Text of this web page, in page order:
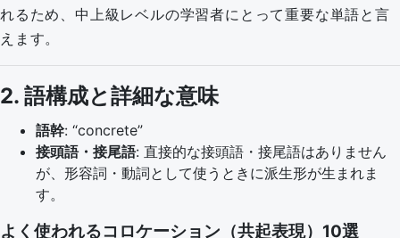
れるため、中上級レベルの学習者にとって重要な単語と言
えます。
2. 語構成と詳細な意味
語幹: “concrete”
接頭語・接尾語: 直接的な接頭語・接尾語はありません
が、形容詞・動詞として使うときに派生形が生まれま
す。
よく使われるコロケーション（共起表現）10選